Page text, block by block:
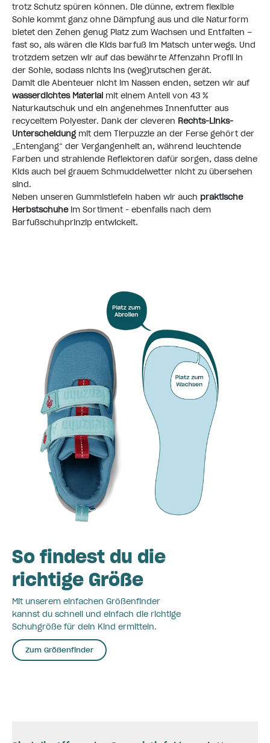
trotz Schutz spüren können. Die dünne, extrem flexible
Sohle kommt ganz ohne Dämpfung aus und die Naturform
bietet den Zehen genug Platz zum Wachsen und Entfalten –
fast so, als wären die Kids barfuß im Matsch unterwegs. Und
trotzdem setzen wir auf das bewährte Affenzahn Profil in
der Sohle, sodass nichts ins (weg)rutschen gerät.
Damit die Abenteuer nicht im Nassen enden, setzen wir auf
wasserdichtes Material mit einem Anteil von 43 %
Naturkautschuk und ein angenehmes Innenfutter aus
recyceltem Polyester. Dank der cleveren Rechts-Links-
Unterscheidung mit dem Tierpuzzle an der Ferse gehört der
„Entengang“ der Vergangenheit an, während leuchtende
Farben und strahlende Reflektoren dafür sorgen, dass deine
Kids auch bei grauem Schmuddelwetter nicht zu übersehen
sind.
Neben unseren Gummistiefeln haben wir auch praktische
Herbstschuheim Sortiment - ebenfalls nach dem
Barfußschuhprinzip entwickelt.
So findest du die
richtige Größe
Mit unserem einfachen Größenfinder
kannst du schnell und einfach die richtige
Schuhgröße für dein Kind ermitteln.
Zum Größenfinder